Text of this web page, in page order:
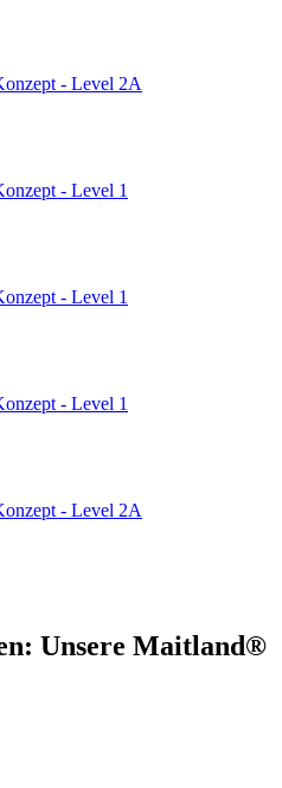
- Level 2A
- Level 1
- Level 1
- Level 1
- Level 2A
Unsere Maitland®